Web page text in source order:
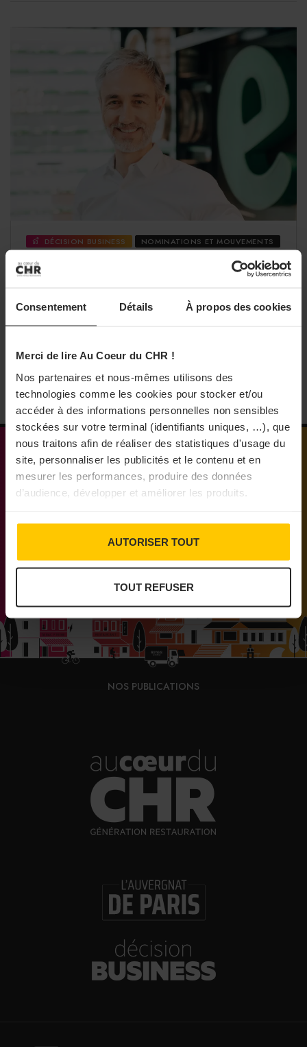
Consentement Détails À propos des cookies
Merci de lire Au Coeur du CHR !
Nos partenaires et nous-mêmes utilisons des
technologies comme les cookies pour stocker et/ou
accéder à des informations personnelles non sensibles
stockées sur votre terminal (identifiants uniques, …), que
nous traitons afin de réaliser des statistiques d'usage du
site, personnaliser les publicités et le contenu et en
mesurer les performances, produire des données
d’audience, développer et améliorer les produits.
AUTORISER TOUT
TOUT REFUSER
donc donné, et quoi de plus enthousiasmant que d’être
invitée à donner le meilleur de son expertise et de soi-
même afin de construire cette école».
DÉCISION BUSINESS NOMINATIONS ET MOUVEMENTS
Heineken France : Laurent Turpault
nommé directeur corporate affairs
Heineken France a nommé Laurent Turpault au poste
de directeur corporate affairs, qui prend en charge les
affaires publiques et la RSE.
Médias engagés pour que vivent les commerces
NOS PUBLICATIONS